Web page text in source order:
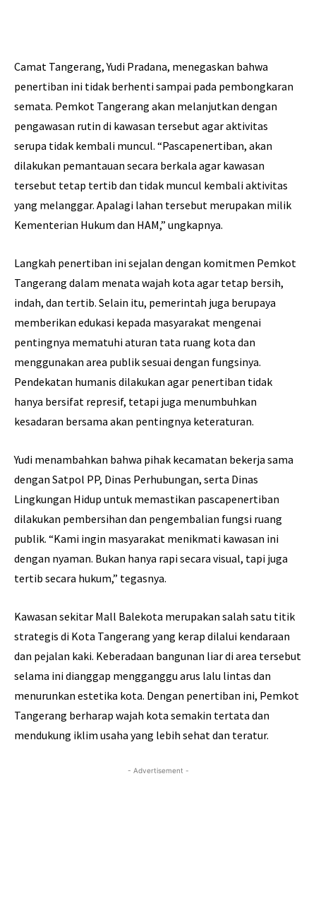
Camat Tangerang, Yudi Pradana, menegaskan bahwa
penertiban ini tidak berhenti sampai pada pembongkaran
semata. Pemkot Tangerang akan melanjutkan dengan
pengawasan rutin di kawasan tersebut agar aktivitas
serupa tidak kembali muncul. “Pascapenertiban, akan
dilakukan pemantauan secara berkala agar kawasan
tersebut tetap tertib dan tidak muncul kembali aktivitas
yang melanggar. Apalagi lahan tersebut merupakan milik
Kementerian Hukum dan HAM,” ungkapnya.
Langkah penertiban ini sejalan dengan komitmen Pemkot
Tangerang dalam menata wajah kota agar tetap bersih,
indah, dan tertib. Selain itu, pemerintah juga berupaya
memberikan edukasi kepada masyarakat mengenai
pentingnya mematuhi aturan tata ruang kota dan
menggunakan area publik sesuai dengan fungsinya.
Pendekatan humanis dilakukan agar penertiban tidak
hanya bersifat represif, tetapi juga menumbuhkan
kesadaran bersama akan pentingnya keteraturan.
Yudi menambahkan bahwa pihak kecamatan bekerja sama
dengan Satpol PP, Dinas Perhubungan, serta Dinas
Lingkungan Hidup untuk memastikan pascapenertiban
dilakukan pembersihan dan pengembalian fungsi ruang
publik. “Kami ingin masyarakat menikmati kawasan ini
dengan nyaman. Bukan hanya rapi secara visual, tapi juga
tertib secara hukum,” tegasnya.
Kawasan sekitar Mall Balekota merupakan salah satu titik
strategis di Kota Tangerang yang kerap dilalui kendaraan
dan pejalan kaki. Keberadaan bangunan liar di area tersebut
selama ini dianggap mengganggu arus lalu lintas dan
menurunkan estetika kota. Dengan penertiban ini, Pemkot
Tangerang berharap wajah kota semakin tertata dan
mendukung iklim usaha yang lebih sehat dan teratur.
- Advertisement -